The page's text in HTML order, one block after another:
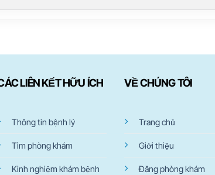
LIÊN KẾT HỮU ÍCH
Thông tin bệnh lý
Tìm phòng khám
Kinh nghiệm khám bệnh
VỀ CHÚNG TÔI
Trang chủ
Giới thiệu
Đăng phòng khám